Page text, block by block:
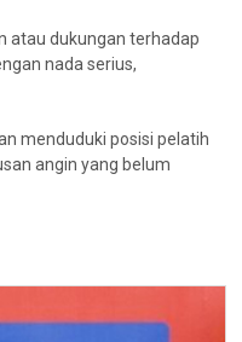
atau dukungan terhadap
nada serius,
menduduki posisi pelatih
angin yang belum